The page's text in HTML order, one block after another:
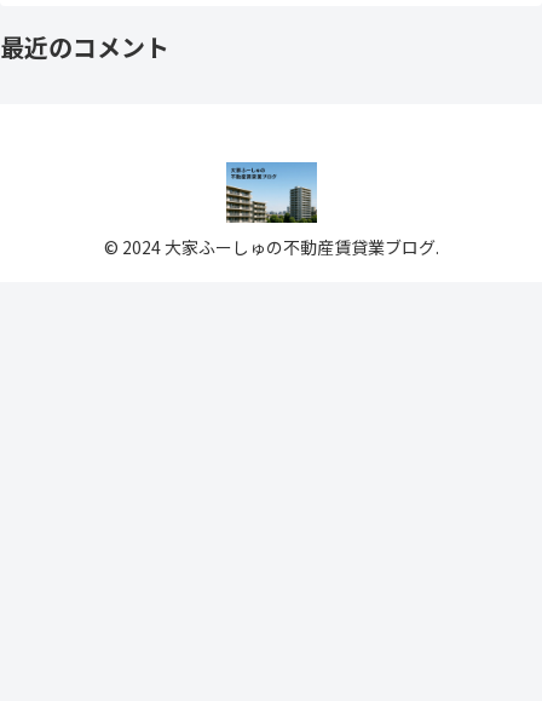
最近のコメント
© 2024 大家ふーしゅの不動産賃貸業ブログ.